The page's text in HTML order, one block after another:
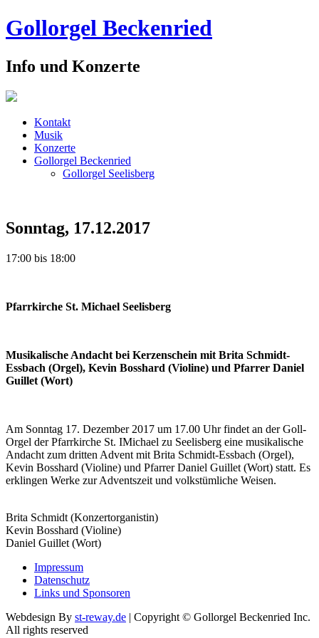
Gollorgel Beckenried
Info und Konzerte
Kontakt
Musik
Konzerte
Gollorgel Beckenried
Gollorgel Seelisberg
Sonntag, 17.12.2017
17:00 bis 18:00
Pfarrkirche St. Michael Seelisberg
Musikalische Andacht bei Kerzenschein mit Brita Schmidt-
Essbach (Orgel), Kevin Bosshard (Violine) und Pfarrer Daniel
Guillet (Wort)
Am Sonntag 17. Dezember 2017 um 17.00 Uhr findet an der Goll-
Orgel der Pfarrkirche St. IMichael zu Seelisberg eine musikalische
Andacht zum dritten Advent mit Brita Schmidt-Essbach (Orgel),
Kevin Bosshard (Violine) und Pfarrer Daniel Guillet (Wort) statt. Es
erklingen Werke zur Adventszeit und volkstümliche Weisen.
Brita Schmidt (Konzertorganistin)
Kevin Bosshard (Violine)
Daniel Guillet (Wort)
Impressum
Datenschutz
Links und Sponsoren
Webdesign By st-reway.de | Copyright © Gollorgel Beckenried Inc.
All rights reserved